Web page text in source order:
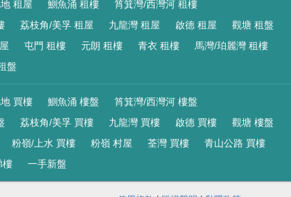
租屋 鰂魚涌 租樓
筲箕灣/西灣河 租樓
荔枝角/美孚 租屋 九龍灣 租屋 啟德 租屋
觀塘 租盤
屯門 租樓 元朗 租樓 青衣 租樓
馬灣/珀麗灣 租樓
盤
買樓 鰂魚涌 樓盤
筲箕灣/西灣河 樓盤
荔枝角/美孚 買樓 九龍灣 買樓 啟德 買樓
觀塘 樓盤
粉嶺/上水 買樓 粉嶺 村屋 荃灣 買樓
青山公路 買樓
樓 一手新盤